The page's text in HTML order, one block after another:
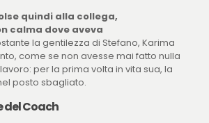
quindi alla collega,
calma dove aveva
la gentilezza di Stefano, Karima
come se non avesse mai fatto nulla
per la prima volta in vita sua, la
posto sbagliato.
del Coach